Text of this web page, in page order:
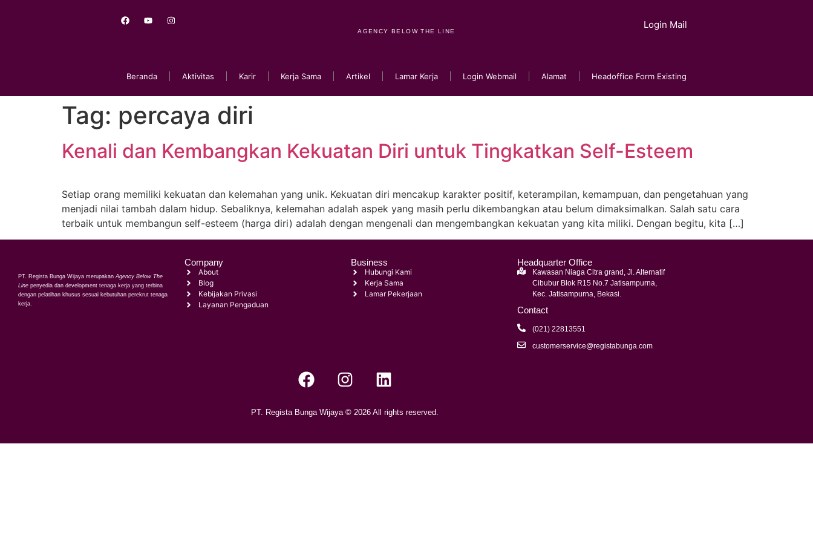
AGENCY BELOW THE LINE
Login Mail
Beranda Aktivitas Karir Kerja Sama Artikel Lamar Kerja Login Webmail Alamat Headoffice Form Existing
Tag: percaya diri
Kenali dan Kembangkan Kekuatan Diri untuk Tingkatkan Self-Esteem
Setiap orang memiliki kekuatan dan kelemahan yang unik. Kekuatan diri mencakup karakter positif, keterampilan, kemampuan, dan pengetahuan yang
menjadi nilai tambah dalam hidup. Sebaliknya, kelemahan adalah aspek yang masih perlu dikembangkan atau belum dimaksimalkan. Salah satu cara
terbaik untuk membangun self-esteem (harga diri) adalah dengan mengenali dan mengembangkan kekuatan yang kita miliki. Dengan begitu, kita […]
PT. Regista Bunga Wijaya merupakan Agency Below The
Line penyedia dan development tenaga kerja yang terbina
dengan pelatihan khusus sesuai kebutuhan perekrut tenaga
kerja.
Company
About
Blog
Kebijakan Privasi
Layanan Pengaduan
Business
Hubungi Kami
Kerja Sama
Lamar Pekerjaan
Headquarter Office
Kawasan Niaga Citra grand, Jl. Alternatif
Cibubur Blok R15 No.7 Jatisampurna,
Kec. Jatisampurna, Bekasi.
Contact
(021) 22813551
customerservice@registabunga.com
PT. Regista Bunga Wijaya © 2026 All rights reserved.